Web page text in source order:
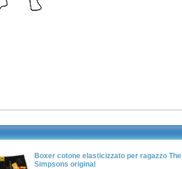
Boxer cotone elasticizzato per ragazzo The
Simpsons original